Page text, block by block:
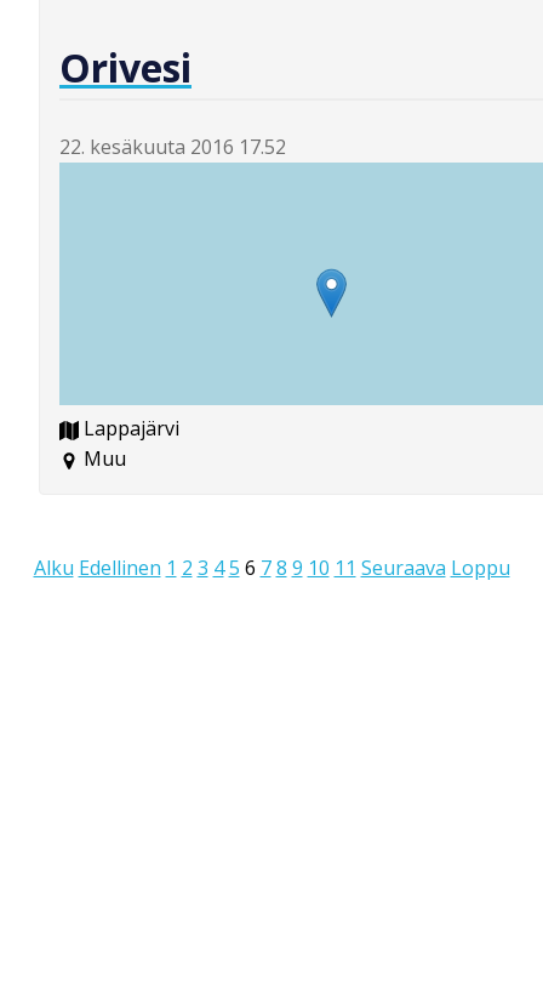
Orivesi
22. kesäkuuta 2016 17.52
Lappajärvi
Muu
Alku Edellinen 1 2 3 4 5 6 7 8 9 10 11 Seuraava Loppu